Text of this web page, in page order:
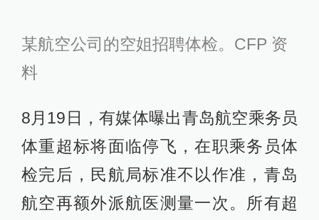
某航空公司的空姐招聘体检。CFP 资
料
8月19日，有媒体曝出青岛航空乘务员
体重超标将面临停飞，在职乘务员体
检完后，民航局标准不以作准，青岛
航空再额外派航医测量一次。所有超